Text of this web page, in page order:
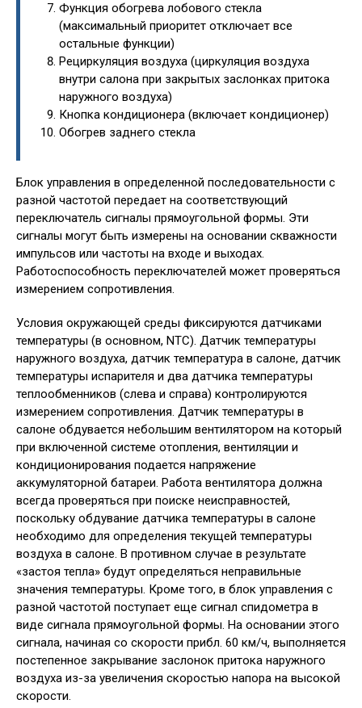
Функция обогрева лобового стекла
(максимальный приоритет отключает все
остальные функции)
Рециркуляция воздуха (циркуляция воздуха
внутри салона при закрытых заслонках притока
наружного воздуха)
Кнопка кондиционера (включает кондиционер)
Обогрев заднего стекла
Блок управления в определенной последовательности с
разной частотой передает на соответствующий
переключатель сигналы прямоугольной формы. Эти
сигналы могут быть измерены на основании скважности
импульсов или частоты на входе и выходах.
Работоспособность переключателей может проверяться
измерением сопротивления.
Условия окружающей среды фиксируются датчиками
температуры (в основном, NTC). Датчик температуры
наружного воздуха, датчик температура в салоне, датчик
температуры испарителя и два датчика температуры
теплообменников (слева и справа) контролируются
измерением сопротивления. Датчик температуры в
салоне обдувается небольшим вентилятором на который
при включенной системе отопления, вентиляции и
кондиционирования подается напряжение
аккумуляторной батареи. Работа вентилятора должна
всегда проверяться при поиске неисправностей,
поскольку обдувание датчика температуры в салоне
необходимо для определения текущей температуры
воздуха в салоне. В противном случае в результате
«застоя тепла» будут определяться неправильные
значения температуры. Кроме того, в блок управления с
разной частотой поступает еще сигнал спидометра в
виде сигнала прямоугольной формы. На основании этого
сигнала, начиная со скорости прибл. 60 км/ч, выполняется
постепенное закрывание заслонок притока наружного
воздуха из-за увеличения скоростью напора на высокой
скорости.